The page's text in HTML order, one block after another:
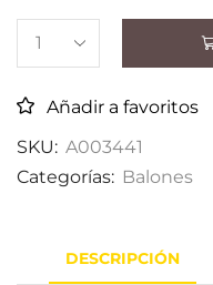
Añadir a favoritos
SKU: A003441
Categorías: Balones
DESCRIPCIÓN